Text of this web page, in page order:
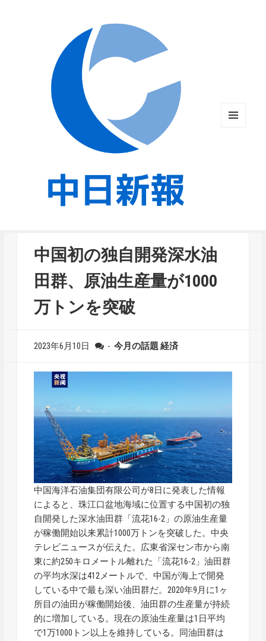
中国初の独自開発深水油
田群、原油生産量が1000
万トンを突破
2023年6月10日 - 今月の話題 経済
中国海洋石油集団有限公司が8日に発表した情報
によると、珠江口盆地海域に位置する中国初の独
自開発した深水油田群「流花16-2」の原油生産量
が稼働開始以来累計1000万トンを突破した。中央
テレビニュースが伝えた。広東省深セン市から南
東に約250キロメートル離れた「流花16-2」油田群
の平均水深は412メートルで、中国が海上で開発
している中で最も深い油田群だ。2020年9月に1ヶ
所目の油田が稼働開始後、油田群の生産量が持続
的に増加している。現在の原油生産量は1日平均
で1万1000トン以上を維持している。同油田群は